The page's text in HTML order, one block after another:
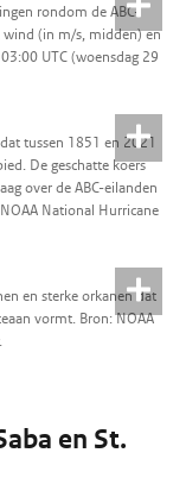
rondom de ABC-
(in m/s, midden) en
UTC (woensdag 29
tussen 1851 en 2021
De geschatte koers
over de ABC-eilanden
National Hurricane
en sterke orkanen dat
vormt. Bron: NOAA
en St.